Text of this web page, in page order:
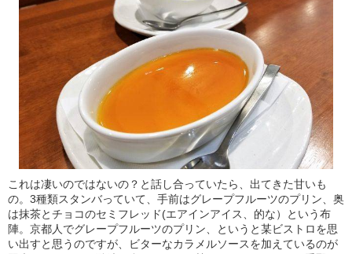
これは凄いのではないの？と話し合っていたら、出てきた甘いも
の。3種類スタンバっていて、手前はグレープフルーツのプリン、奥
は抹茶とチョコのセミフレッド(エアインアイス、的な）という布
陣。京都人でグレープフルーツのプリン、というと某ビストロを思
い出すと思うのですが、ビターなカラメルソースを加えているのが